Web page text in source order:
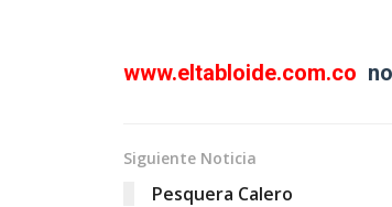
www.eltabloide.com.co
Siguiente Noticia
Pesquera Calero